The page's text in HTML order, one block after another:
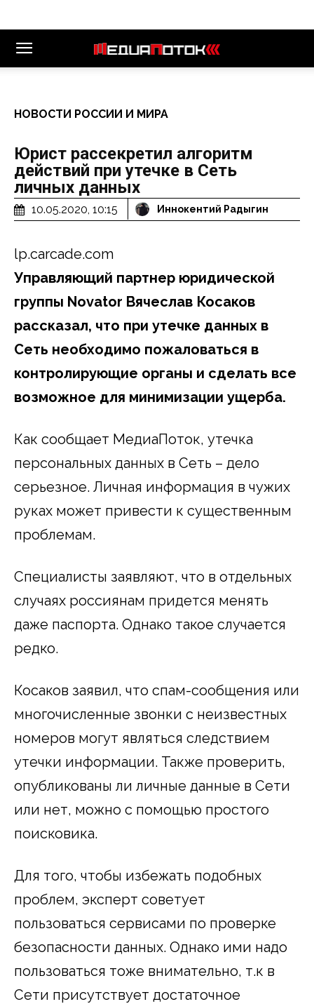
НОВОСТИ РОССИИ И МИРА
Юрист рассекретил алгоритм
действий при утечке в Сеть
личных данных
10.05.2020, 10:15 Иннокентий Радыгин
lp.carcade.com
Управляющий партнер юридической
группы Novator Вячеслав Косаков
рассказал, что при утечке данных в
Сеть необходимо пожаловаться в
контролирующие органы и сделать все
возможное для минимизации ущерба.
Как сообщает МедиаПоток, утечка
персональных данных в Сеть – дело
серьезное. Личная информация в чужих
руках может привести к существенным
проблемам.
Специалисты заявляют, что в отдельных
случаях россиянам придется менять
даже паспорта. Однако такое случается
редко.
Косаков заявил, что спам-сообщения или
многочисленные звонки с неизвестных
номеров могут являться следствием
утечки информации. Также проверить,
опубликованы ли личные данные в Сети
или нет, можно с помощью простого
поисковика.
Для того, чтобы избежать подобных
проблем, эксперт советует
пользоваться сервисами по проверке
безопасности данных. Однако ими надо
пользоваться тоже внимательно, т.к в
Сети присутствует достаточное